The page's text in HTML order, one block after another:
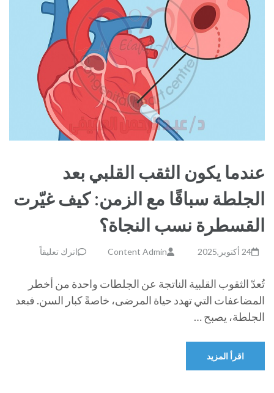
عندما يكون الثقب القلبي بعد
الجلطة سباقًا مع الزمن: كيف غيّرت
القسطرة نسب النجاة؟
24 أكتوبر,2025 Content Admin اترك تعليقاً
تُعدّ الثقوب القلبية الناتجة عن الجلطات واحدة من أخطر
المضاعفات التي تهدد حياة المرضى، خاصةً كبار السن. فبعد
الجلطة، يصبح …
اقرأ المزيد